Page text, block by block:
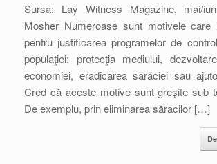
Sursa: Lay Witness Magazine, mai/
Mosher Numeroase sunt motivele care
pentru justificarea programelor de
populaţiei: protecţia mediului,
economiei, eradicarea sărăciei sau
Cred că aceste motive sunt greşite sub
De exemplu, prin eliminarea săracilor […]